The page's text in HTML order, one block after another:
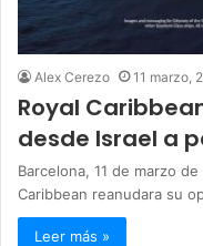
Alex Cerezo 11 marzo,
Royal
desde Israel a
Barcelona, 11 de marzo
Caribbean reanudara su
Leer más »